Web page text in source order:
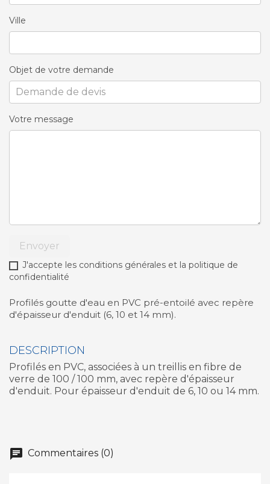
Ville
Objet de votre demande
Votre message
Envoyer
J'accepte les conditions générales et la politique de
confidentialité
Profilés goutte d'eau en PVC pré-entoilé avec repère
d'épaisseur d'enduit (6, 10 et 14 mm).
DESCRIPTION
Profilés en PVC, associées à un treillis en fibre de
verre de 100 / 100 mm, avec repère d'épaisseur
d'enduit. Pour épaisseur d'enduit de 6, 10 ou 14 mm.
chat Commentaires (0)